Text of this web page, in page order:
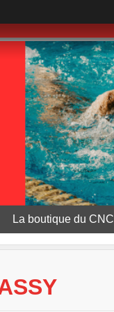
La boutique du CNC